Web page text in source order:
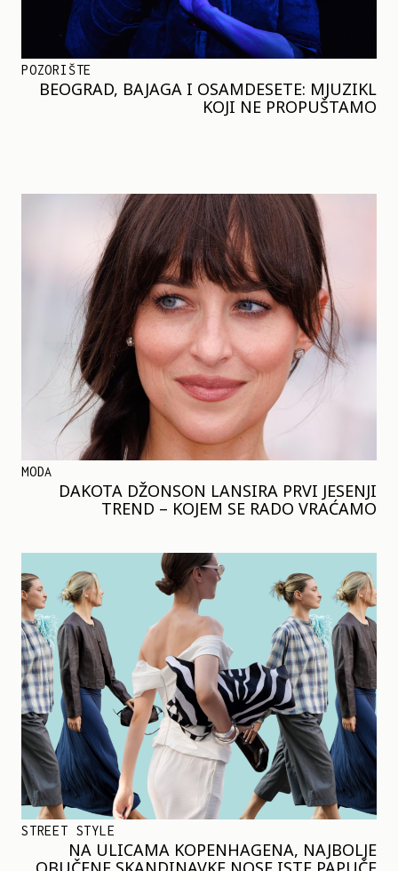
POZORIŠTE
BEOGRAD, BAJAGA I OSAMDESETE: MJUZIKL
KOJI NE PROPUŠTAMO
MODA
DAKOTA DŽONSON LANSIRA PRVI JESENJI
TREND – KOJEM SE RADO VRAĆAMO
STREET STYLE
NA ULICAMA KOPENHAGENA, NAJBOLJE